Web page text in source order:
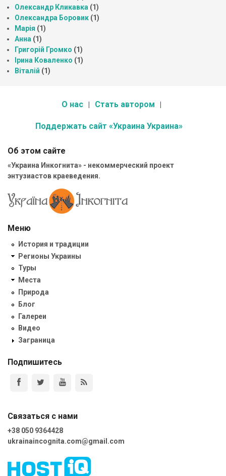
Олександр Кликавка (1)
Олександра Боровик (1)
Марія (1)
Анна (1)
Григорій Громко (1)
Ірина Коваленко (1)
Віталій (1)
О нас Стать автором
Поддержать сайт «Украина Украина»
Об этом сайте
«Украина Инкогнита» - некоммерческий проект
энтузиастов краеведения.
Меню
История и традиции
Регионы Украины
Туры
Места
Природа
Блог
Галереи
Видео
Заграница
Подпишитесь
Связаться с нами
+38 050 9364428
ukrainaincognita.com@gmail.com